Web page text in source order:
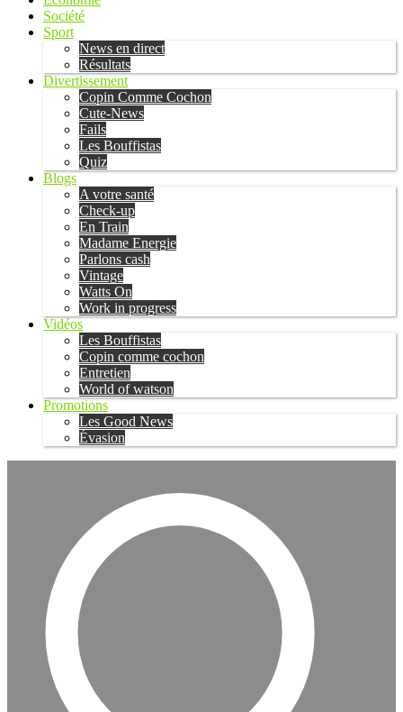
Société
Sport
News en direct
Résultats
Divertissement
Copin Comme Cochon
Cute-News
Fails
Les Bouffistas
Quiz
Blogs
A votre santé
Check-up
En Train
Madame Energie
Parlons cash
Vintage
Watts On
Work in progress
Vidéos
Les Bouffistas
Copin comme cochon
Entretien
World of watson
Promotions
Les Good News
Évasion